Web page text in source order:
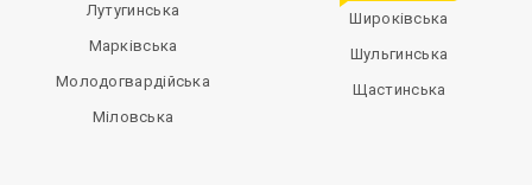
Лутугинська
Марківська
Молодогвардійська
Міловська
Широківська
Шульгинська
Щастинська